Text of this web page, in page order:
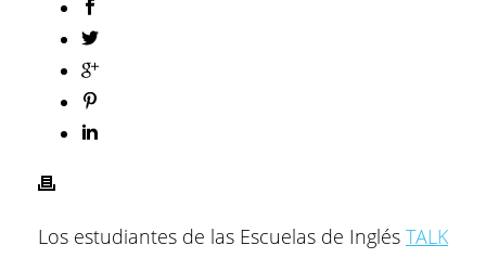
Los estudiantes de las Escuelas de Inglés TALK